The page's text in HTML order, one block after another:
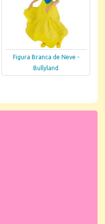
Figura Branca de Neve -
Bullyland